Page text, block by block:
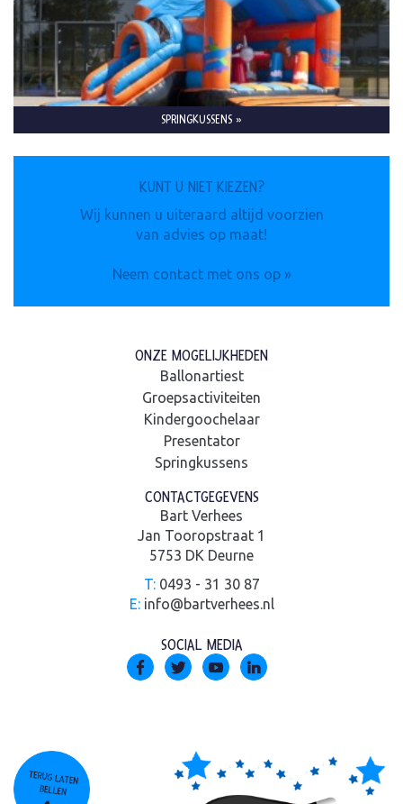
SPRINGKUSSENS »
KUNT U NIET KIEZEN?
Wij kunnen u uiteraard altijd voorzien
van advies op maat!
Neem contact met ons op »
ONZE MOGELIJKHEDEN
Ballonartiest
Groepsactiviteiten
Kindergoochelaar
Presentator
Springkussens
CONTACTGEGEVENS
Bart Verhees
Jan Tooropstraat 1
5753 DK Deurne
T:0493 - 31 30 87
E: info@bartverhees.nl
SOCIAL MEDIA